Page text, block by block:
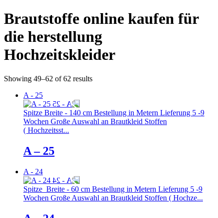
Brautstoffe online kaufen für
die herstellung
Hochzeitskleider
Showing 49–62 of 62 results
A - 25
Spitze Breite - 140 cm Bestellung in Metern Lieferung 5 -9
Wochen Große Auswahl an Brautkleid Stoffen
( Hochzeitsst...
A – 25
A - 24
Spitze Breite - 60 cm Bestellung in Metern Lieferung 5 -9
Wochen Große Auswahl an Brautkleid Stoffen ( Hochze...